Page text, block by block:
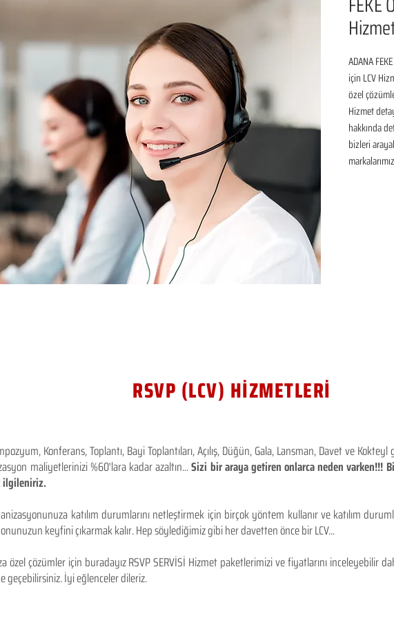
ADANA
için LCV
özel
Hizmet
hakkında
bizleri
RSVP (LCV) HİZMETLERİ
Konferans, Toplantı, Bayi Toplantıları, Açılış, Düğün, Gala, Lansman, Davet ve
maliyetlerinizi %60'lara kadar azaltın...Sizi bir araya getiren onlarca neden varken!!!
ilgileniriz.
katılım durumlarını netleştirmek için birçok yöntem kullanır ve katılım
keyfini çıkarmak kalır. Hep söylediğimiz gibi her davetten önce bir LCV...
özel çözümler için buradayız RSVP SERVİSİ Hizmet paketlerimizi ve fiyatlarını inceleyebilir
geçebilirsiniz. İyi eğlenceler dileriz.